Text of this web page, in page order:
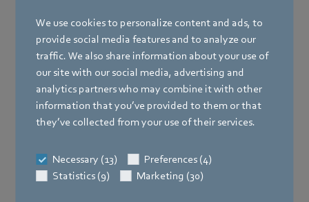
We use cookies to personalize content and ads, to
provide social media features and to analyze our
traffic. We also share information about your use of
our site with our social media, advertising and
analytics partners who may combine it with other
information that you’ve provided to them or that
they’ve collected from your use of their services.
Necessary (13)
Preferences (4)
Statistics (9)
Marketing (30)